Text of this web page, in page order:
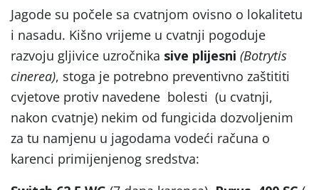
Jagode su počele sa cvatnjom ovisno o lokalitetu
i nasadu. Kišno vrijeme u cvatnji pogoduje
razvoju gljivice uzročnika sive plijesni (Botrytis
cinerea), stoga je potrebno preventivno zaštititi
cvjetove protiv navedene bolesti (u cvatnji,
nakon cvatnje) nekim od fungicida dozvoljenim
za tu namjenu u jagodama vodeći računa o
karenci primijenjenog sredstva: